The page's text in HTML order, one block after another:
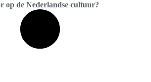
op de Nederlandse cultuur?